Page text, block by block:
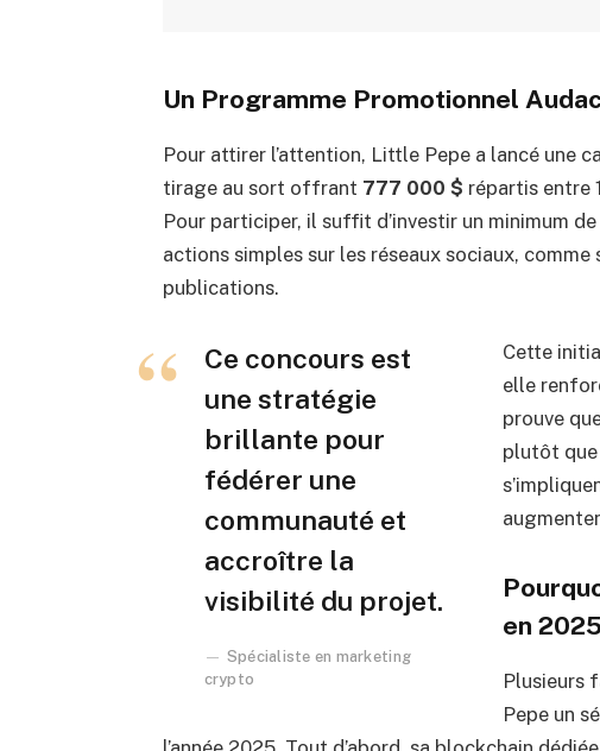
Un Programme Promotionnel
Pour attirer l’attention, Little Pepe a lancé une
tirage au sort offrant 777 000 $ répartis entre
Pour participer, il suffit d’investir un minimum de
actions simples sur les réseaux sociaux,
publications.
Ce concours est
une stratégie
brillante pour
fédérer une
communauté et
accroître la
visibilité du projet.
Spécialiste en marketing
crypto
Cette
elle
prouve
plutôt
en
Plusieurs
Pepe un